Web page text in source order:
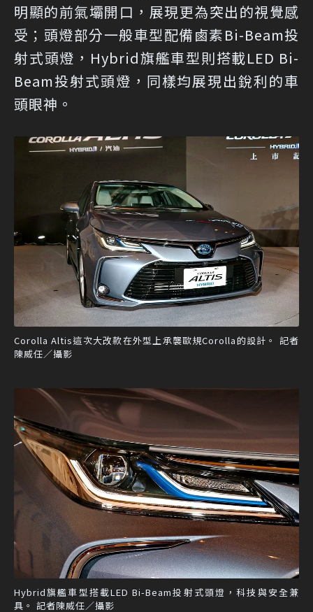
明顯的前氣壩開口，展現更為突出的視覺感
受；頭燈部分一般車型配備鹵素Bi-Beam投
射式頭燈，Hybrid旗艦車型則搭載LED Bi-
Beam投射式頭燈，同樣均展現出銳利的車
頭眼神。
Corolla Altis這次大改款在外型上承襲歐規Corolla的設計。 記者
陳威任／攝影
Hybrid旗艦車型搭載LED Bi-Beam投射式頭燈，科技與安全兼
具。 記者陳威任／攝影